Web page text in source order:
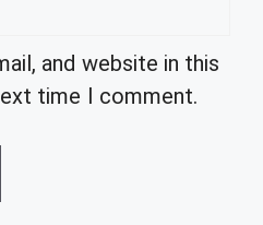
and website in this
time I comment.